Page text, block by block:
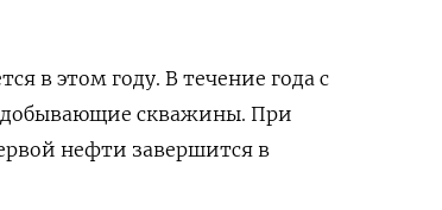
в этом году. В течение года с
скважины. При
нефти завершится в